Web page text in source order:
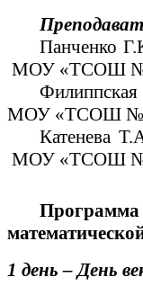
Панченко
МОУ «ТСОШ
МОУ «ТСОШ
Катенева
МОУ «ТСОШ
1 день – День